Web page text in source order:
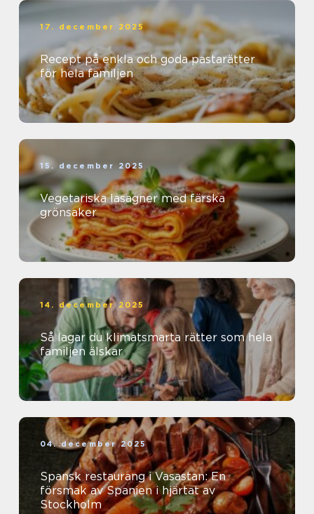
17. december 2025
Recept på enkla och goda pastarätter
för hela familjen
15. december 2025
Vegetariska lasagner med färska
grönsaker
14. december 2025
Så lagar du klimatsmarta rätter som hela
familjen älskar
04. december 2025
Spansk restaurang i Vasastan: En
försmak av Spanien i hjärtat av
Stockholm